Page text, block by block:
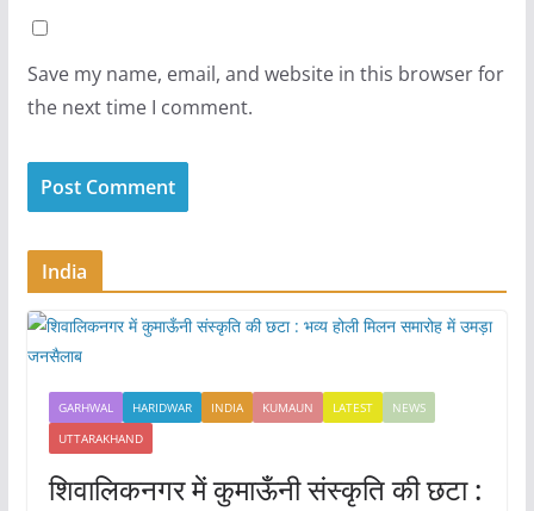
Save my name, email, and website in this browser for
the next time I comment.
India
GARHWAL HARIDWAR INDIA KUMAUN LATEST
NEWS
UTTARAKHAND
शिवालिकनगर में कुमाऊँनी संस्कृति की छटा :